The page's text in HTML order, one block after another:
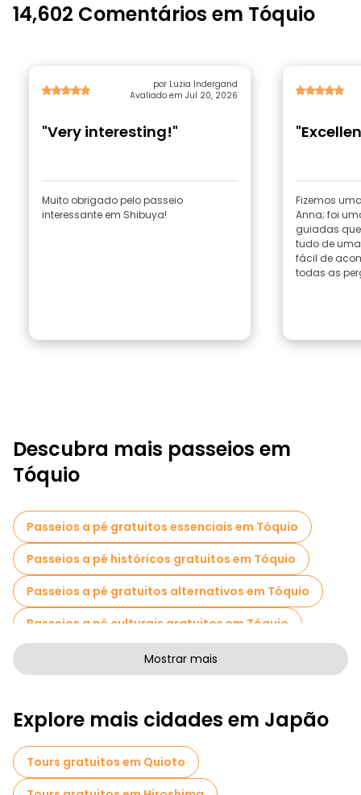
14,602 Comentários em Tóquio
por Luzia Indergand
Avaliado em Jul 20, 2026
"Very interesting!"
Muito obrigado pelo passeio
interessante em Shibuya!
Fizemos
Anna; foi
guiadas que
tudo de
fácil de
todas as
Descubra mais passeios em
Tóquio
Passeios a pé gratuitos essenciais em Tóquio
Passeios a pé históricos gratuitos em Tóquio
Passeios a pé gratuitos alternativos em Tóquio
Passeios a pé culturais gratuitos em Tóquio
Passeios a pé gratuitos de arte em Tóquio
Atividades esportivas em Tóquio
Passeios autoguiados em Tóquio
Passeios fotográficos em Tóquio
Mostrar mais
Explore mais cidades em Japão
Tours gratuitos em Quioto